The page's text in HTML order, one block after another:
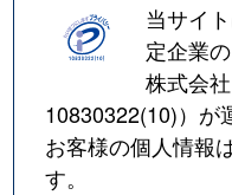
当サイ
定企業
株式会
10830322(10)）が
お客様の個人情報
す。